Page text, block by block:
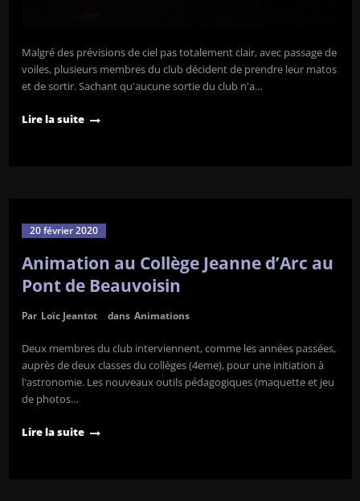
Malgré des prévisions de ciel pas totalement clair, avec passage de
voiles, plusieurs membres du club décident de prendre leur matos
et de sortir. Sachant qu'aucune sortie du club n'a…
Lire la suite
20 février 2020
Animation au Collège Jeanne d’Arc au
Pont de Beauvoisin
Par Loïc Jeantot dans Animations
Deux membres du club interviennent, comme les années passées,
auprès de deux classes du collèges (4eme), pour une initiation à
l'astronomie. Les nouveaux outils pédagogiques (maquette et jeu
de photos…
Lire la suite